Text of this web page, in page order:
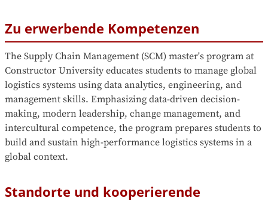
Zu erwerbende Kompetenzen
The Supply Chain Management (SCM) master's program at
Constructor University educates students to manage global
logistics systems using data analytics, engineering, and
management skills. Emphasizing data-driven decision-
making, modern leadership, change management, and
intercultural competence, the program prepares students to
build and sustain high-performance logistics systems in a
global context.
Standorte und kooperierende